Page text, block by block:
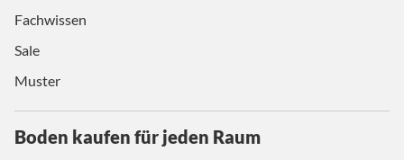
Fachwissen
Sale
Muster
Boden kaufen für jeden Raum